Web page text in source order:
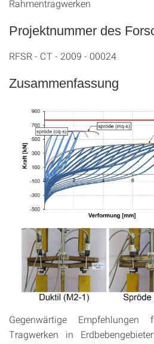
Rahmentragwerken
Projektnummer des
RFSR - CT - 2009 - 00024
Zusammenfassung
Gegenwärtige
Tragwerken in